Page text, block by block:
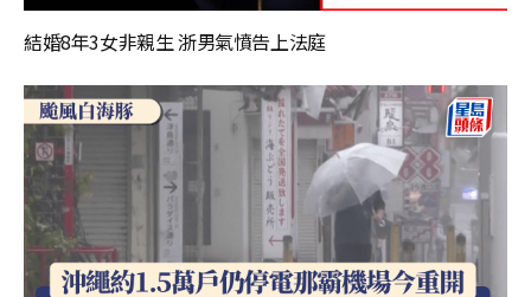
結婚8年3女非親生 浙男氣憤告上法庭